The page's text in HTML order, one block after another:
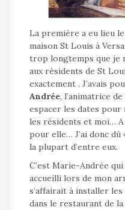
La première a eu lieu
maison St Louis à
trop longtemps que je
aux résidents de St
exactement . J’avais
Andrée, l’animatrice
espacer les dates
les résidents et moi…
pour elle… J’ai donc dû
la plupart d’entre eux.
C’est Marie-Andrée
accueilli lors de mon
s’affairait à installer
dans le restaurant de